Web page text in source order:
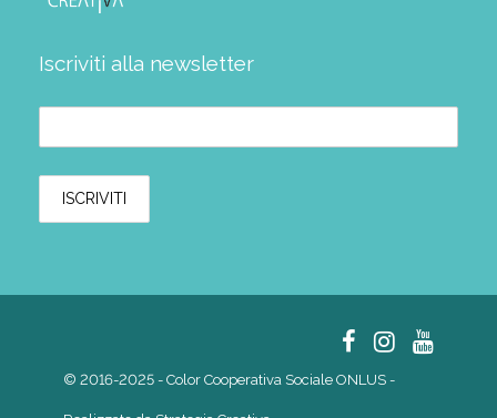
Iscriviti alla newsletter
© 2016-2025 - Color Cooperativa Sociale ONLUS -